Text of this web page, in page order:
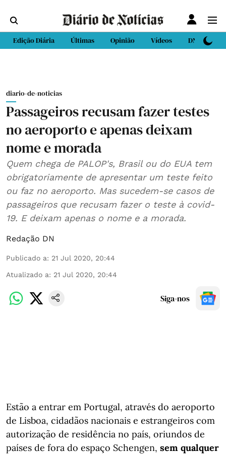
Edição Diária Últimas Opinião Vídeos DN Sport
diario-de-noticias
Passageiros recusam fazer testes
no aeroporto e apenas deixam
nome e morada
Quem chega de PALOP's, Brasil ou do EUA tem
obrigatoriamente de apresentar um teste feito
ou faz no aeroporto. Mas sucedem-se casos de
passageiros que recusam fazer o teste à covid-
19. E deixam apenas o nome e a morada.
Redação DN
Publicado a: 21 Jul 2020, 20:44
Atualizado a: 21 Jul 2020, 20:44
Siga-nos
Estão a entrar em Portugal, através do aeroporto
de Lisboa, cidadãos nacionais e estrangeiros com
autorização de residência no país, oriundos de
países de fora do espaço Schengen, sem qualquer